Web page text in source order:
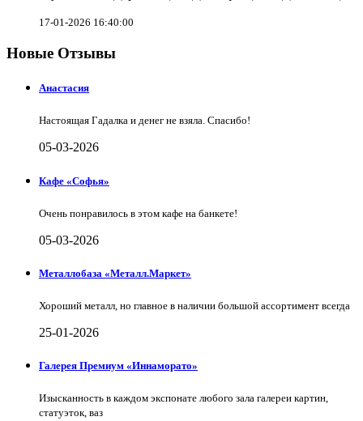
17-01-2026 16:40:00
Новые Отзывы
Анастасия
Настоящая Гадалка и денег не взяла. Спасибо!
05-03-2026
Кафе «Софья»
Очень понравилось в этом кафе на банкете!
05-03-2026
Металлобаза «Металл.Маркет»
Хороший металл, но главное в наличии большой ассортимент всегда
25-01-2026
Галерея Премиум «Иннаморато»
Изысканность в каждом экспонате любого зала галереи картин,
статуэток, ваз